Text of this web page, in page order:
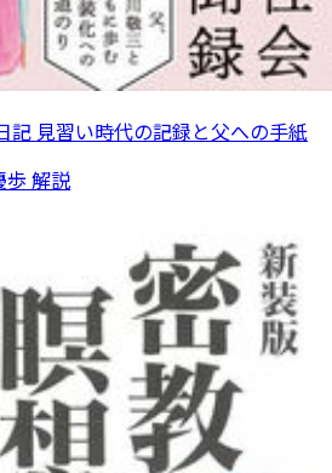
記 見習い時代の記録と父への手紙
歩 解説